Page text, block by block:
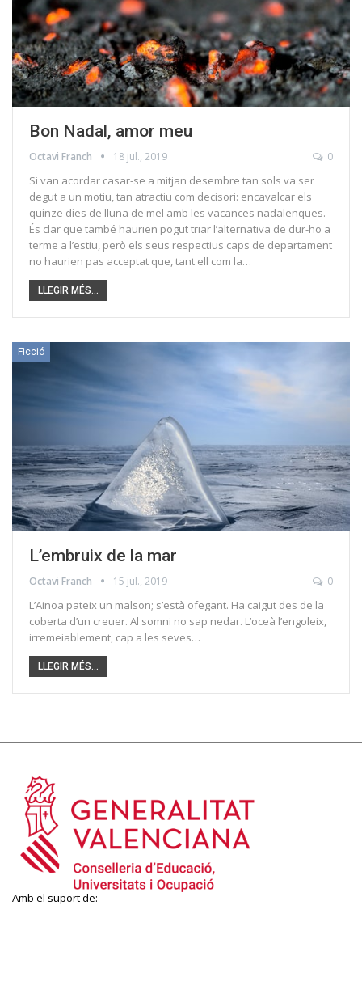
Bon Nadal, amor meu
Octavi Franch 18 jul., 2019 0
Si van acordar casar-se a mitjan desembre tan sols va ser
degut a un motiu, tan atractiu com decisori: encavalcar els
quinze dies de lluna de mel amb les vacances nadalenques.
És clar que també haurien pogut triar l’alternativa de dur-ho a
terme a l’estiu, però els seus respectius caps de departament
no haurien pas acceptat que, tant ell com la…
LLEGIR MÉS...
Ficció
L’embruix de la mar
Octavi Franch 15 jul., 2019 0
L’Ainoa pateix un malson; s’està ofegant. Ha caigut des de la
coberta d’un creuer. Al somni no sap nedar. L’oceà l’engoleix,
irremeiablement, cap a les seves…
LLEGIR MÉS...
Amb el suport de: